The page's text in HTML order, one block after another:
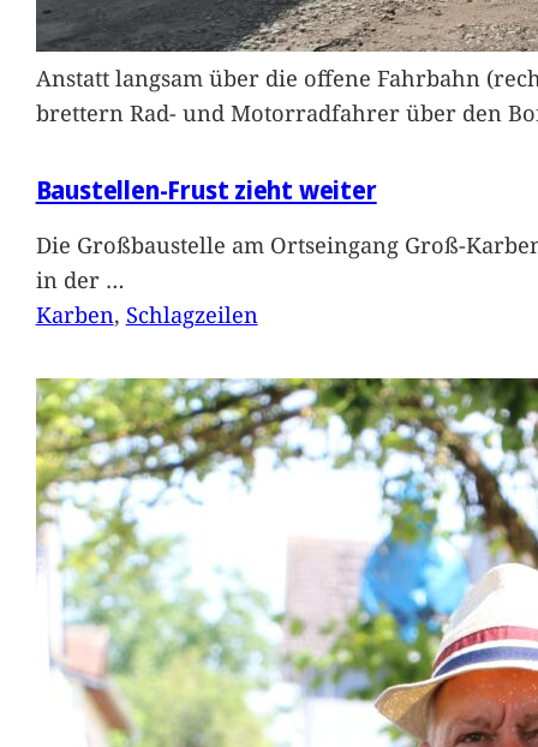
Anstatt langsam über die offene Fahrbahn
brettern Rad- und Motorradfahrer über den
Baustellen-Frust zieht weiter
Die Großbaustelle am Ortseingang Groß-
in der …
Karben, Schlagzeilen